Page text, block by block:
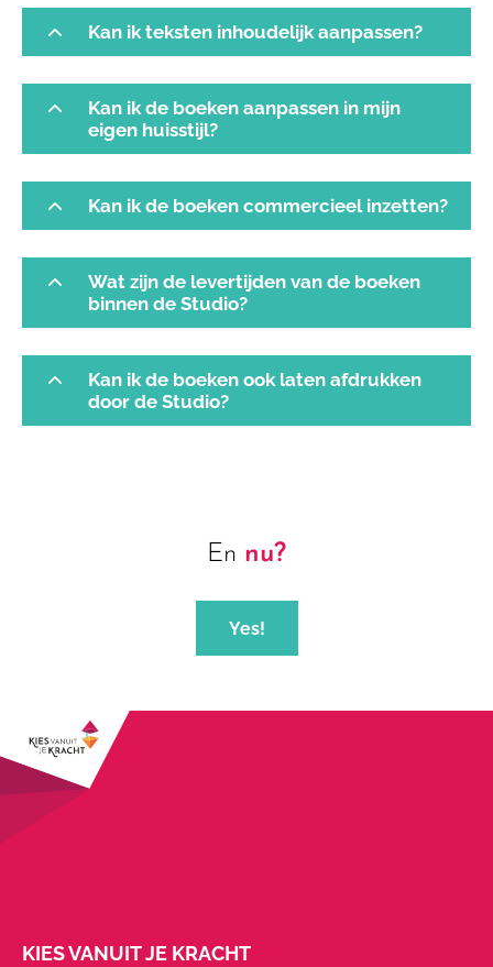
Kan ik teksten inhoudelijk aanpassen?
Kan ik de boeken aanpassen in mijn
eigen huisstijl?
Kan ik de boeken commercieel inzetten?
Wat zijn de levertijden van de boeken
binnen de Studio?
Kan ik de boeken ook laten afdrukken
door de Studio?
En nu?
Yes!
KIES VANUIT JE KRACHT